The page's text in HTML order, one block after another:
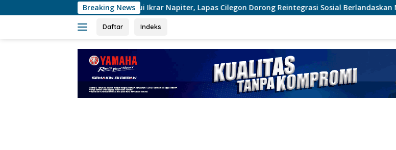
ke
Breaking News
Melalui Ikrar Napiter, Lapas Cilegon Dorong Reintegrasi Sosial Berlandaskan Nilai Kebangsaan
Daftar Indeks